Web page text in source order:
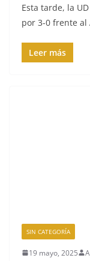
Esta tarde, la
por 3-0 frente al
Leer más
SIN CATEGORÍA
19 mayo, 2025